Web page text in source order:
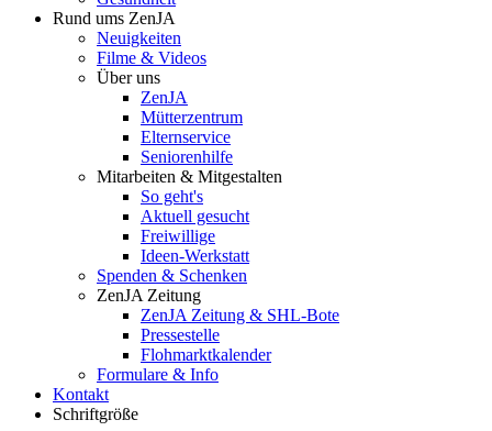
Rund ums ZenJA
Neuigkeiten
Filme & Videos
Über uns
ZenJA
Mütterzentrum
Elternservice
Seniorenhilfe
Mitarbeiten & Mitgestalten
So geht's
Aktuell gesucht
Freiwillige
Ideen-Werkstatt
Spenden & Schenken
ZenJA Zeitung
ZenJA Zeitung & SHL-Bote
Pressestelle
Flohmarktkalender
Formulare & Info
Kontakt
Schriftgröße